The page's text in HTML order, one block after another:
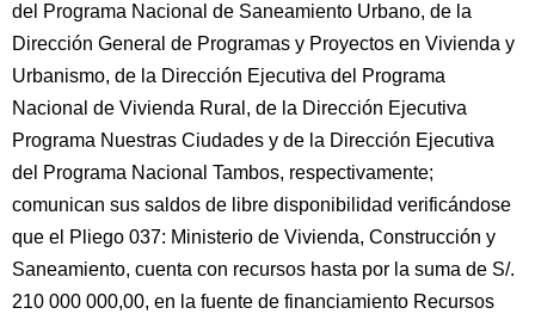
del Programa Nacional de Saneamiento Urbano, de la
Dirección General de Programas y Proyectos en Vivienda y
Urbanismo, de la Dirección Ejecutiva del Programa
Nacional de Vivienda Rural, de la Dirección Ejecutiva
Programa Nuestras Ciudades y de la Dirección Ejecutiva
del Programa Nacional Tambos, respectivamente;
comunican sus saldos de libre disponibilidad verificándose
que el Pliego 037: Ministerio de Vivienda, Construcción y
Saneamiento, cuenta con recursos hasta por la suma de S/.
210 000 000,00, en la fuente de financiamiento Recursos